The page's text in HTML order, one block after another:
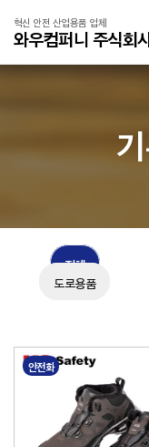
혁신 안전 산업용품 업체
와우컴퍼니 주식회
전체
도로용품
안전화